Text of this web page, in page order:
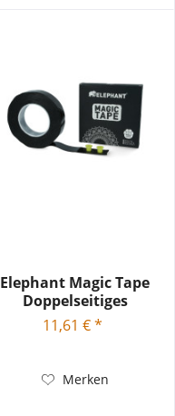
Elephant Magic Tape
Doppelseitiges
Klebeband 5...
11,61 € *
Merken